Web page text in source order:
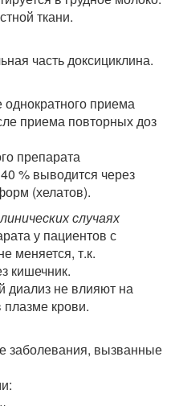
ткани.
часть доксициклина.
приема
приема повторных доз
препарата
% выводится через
(хелатов).
случаях
у пациентов с
меняется, т.к.
кишечник.
диализ не влияют на
крови.
заболевания, вызванные